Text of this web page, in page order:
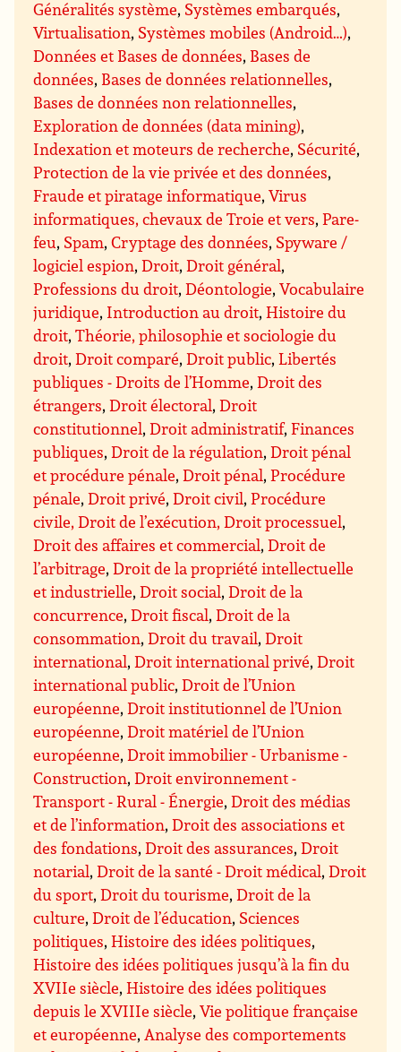
Généralités système, Systèmes embarqués,
Virtualisation, Systèmes mobiles (Android…),
Données et Bases de données, Bases de
données, Bases de données relationnelles,
Bases de données non relationnelles,
Exploration de données (data mining),
Indexation et moteurs de recherche, Sécurité,
Protection de la vie privée et des données,
Fraude et piratage informatique,Virus
informatiques, chevaux de Troie et vers,Pare-
feu, Spam,Cryptage des données, Spyware /
logiciel espion,Droit,Droit général,
Professions du droit,Déontologie,Vocabulaire
juridique, Introduction au droit,Histoire du
droit,Théorie, philosophie et sociologie du
droit,Droit comparé,Droit public,Libertés
publiques - Droits de l’Homme,Droit des
étrangers,Droit électoral,Droit
constitutionnel,Droit administratif,Finances
publiques,Droit de la régulation,Droit pénal
et procédure pénale,Droit pénal,Procédure
pénale,Droit privé,Droit civil,Procédure
civile, Droit de l’exécution, Droit processuel,
Droit des affaires et commercial,Droit de
l’arbitrage,Droit de la propriété intellectuelle
et industrielle,Droit social,Droit de la
concurrence,Droit fiscal,Droit de la
consommation,Droit du travail,Droit
international,Droit international privé,Droit
international public,Droit de l’Union
européenne,Droit institutionnel de l’Union
européenne,Droit matériel de l’Union
européenne,Droit immobilier - Urbanisme -
Construction,Droit environnement -
Transport - Rural - Énergie,Droit des médias
et de l’information,Droit des associations et
des fondations,Droit des assurances,Droit
notarial,Droit de la santé - Droit médical,Droit
du sport,Droit du tourisme,Droit de la
culture,Droit de l’éducation, Sciences
politiques,Histoire des idées politiques,
Histoire des idées politiques jusqu’à la fin du
XVIIe siècle,Histoire des idées politiques
depuis le XVIIIe siècle,Vie politique française
et européenne, Analyse des comportements